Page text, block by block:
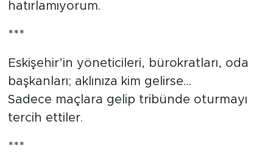
hatırlamıyorum.
***
Eskişehir’in yöneticileri, bürokratları, oda
başkanları; aklınıza kim gelirse…
Sadece maçlara gelip tribünde oturmayı
tercih ettiler.
***